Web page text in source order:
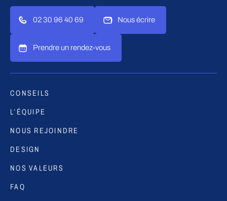
02 30 96 40 69 Nous écrire
Prendre un rendez-vous
CONSEILS
L’ÉQUIPE
NOUS REJOINDRE
DESIGN
NOS VALEURS
FAQ